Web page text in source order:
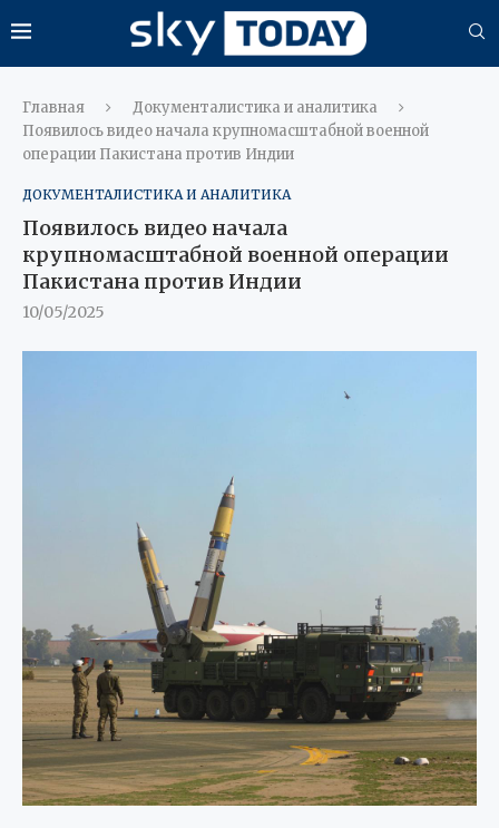
Главная
Документалистика и аналитика
Появилось видео начала крупномасштабной военной
операции Пакистана против Индии
ДОКУМЕНТАЛИСТИКА И АНАЛИТИКА
Появилось видео начала
крупномасштабной военной операции
Пакистана против Индии
10/05/2025